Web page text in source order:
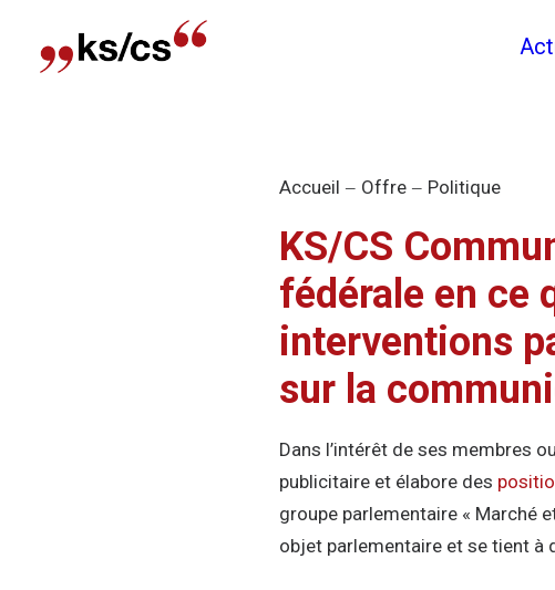
Accueil Offre Politique
KS/CS
fédérale en ce
interventions
sur la
Dans l’intérêt de ses membres
publicitaire et élabore des
groupe parlementaire « Marché
objet parlementaire et se tient à